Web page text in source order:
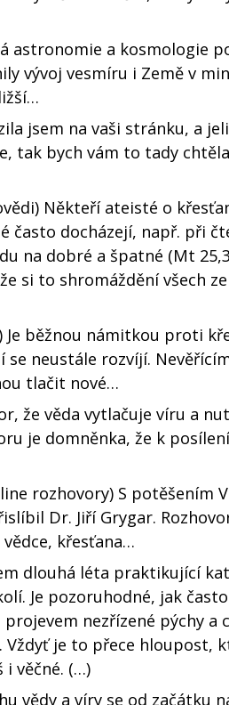
astronomie a kosmologie
vývoj vesmíru i Země v
jsem na vaši stránku, a
tak bych vám to tady
Někteří ateisté o
docházejí, např. při
na dobré a špatné (Mt
si to shromáždění všech
Je běžnou námitkou proti
neustále rozvíjí.
tlačit nové…
že věda vytlačuje víru a
je domněnka, že k
rozhovory) S potěšením
Dr. Jiří Grygar.
křesťana…
dlouhá léta praktikující
Je pozoruhodné, jak
nezřízené pýchy a
Vždyť je to přece hloupost,
i věčné. (…)
vědy a víry se od začátku